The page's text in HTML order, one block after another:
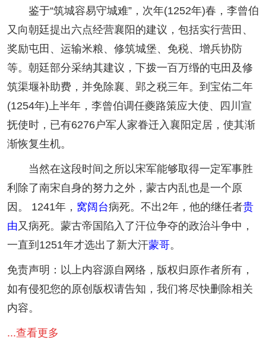
鉴于“筑城容易守城难”，次年(1252年)春，李曾伯
又向朝廷提出六点经营襄阳的建议，包括实行营田、
奖励屯田、运输米粮、修筑城堡、免税、增兵协防
等。朝廷部分采纳其建议，下拨一百万缗的屯田及修
筑渠堰补助费，并免除襄、郢之税三年。到宝佑二年
(1254年)上半年，李曾伯调任夔路策应大使、四川宣
抚使时，已有6276户军人家眷迁入襄阳定居，使其渐
渐恢复生机。
当然在这段时间之所以宋军能够取得一定军事胜
利除了南宋自身的努力之外，蒙古内乱也是一个原
因。 1241年， 窝阔台病死。不出2年，他的继任者贵
由又病死。蒙古帝国陷入了汗位争夺的政治斗争中，
一直到1251年才选出了新大汗蒙哥。
免责声明：以上内容源自网络，版权归原作者所有，
如有侵犯您的原创版权请告知，我们将尽快删除相关
内容。
...查看更多